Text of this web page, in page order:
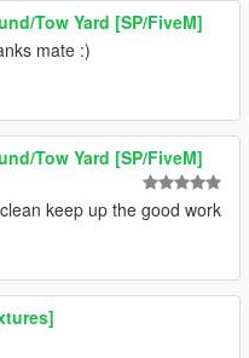
Tow Yard [SP/FiveM]
mate :)
Tow Yard [SP/FiveM]
keep up the good work